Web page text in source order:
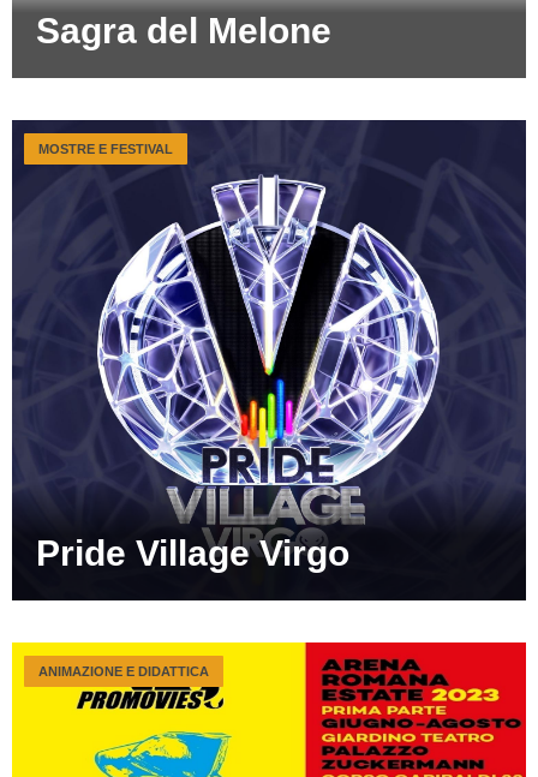
Sagra del Melone
Pride Village Virgo
MOSTRE E FESTIVAL
ANIMAZIONE E DIDATTICA